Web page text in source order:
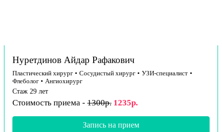
Нуретдинов Айдар Рафакович
Пластический хирург • Сосудистый хирург • УЗИ-специалист •
Флеболог • Ангиохирург
Стаж 29 лет
Стоимость приема - 1300р. 1235р.
Запись на прием